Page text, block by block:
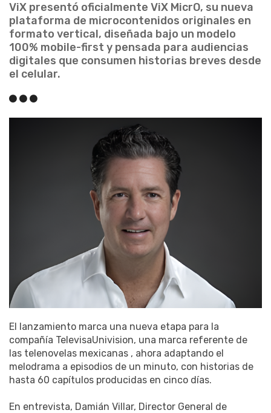
ViX presentó oficialmente ViX MicrO, su nueva
plataforma de microcontenidos originales en
formato vertical, diseñada bajo un modelo
100% mobile-first y pensada para audiencias
digitales que consumen historias breves desde
el celular.
El lanzamiento marca una nueva etapa para la
compañía TelevisaUnivision, una marca referente de
las telenovelas mexicanas , ahora adaptando el
melodrama a episodios de un minuto, con historias de
hasta 60 capítulos producidas en cinco días.
En entrevista, Damián Villar, Director General de